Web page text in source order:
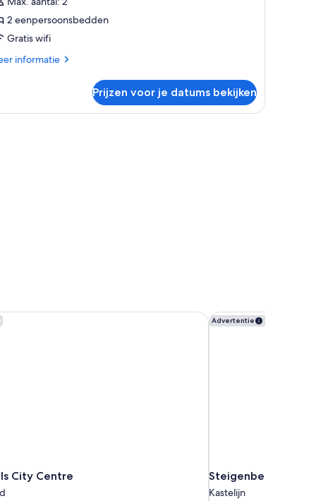
2 eenpersoonsbedden
Gratis wifi
informatie
Prijzen voor je datums bekijken
City Centre
City Centre Advertentie
Steigenberger Icon
Kastelijn
Steigenberger Icon